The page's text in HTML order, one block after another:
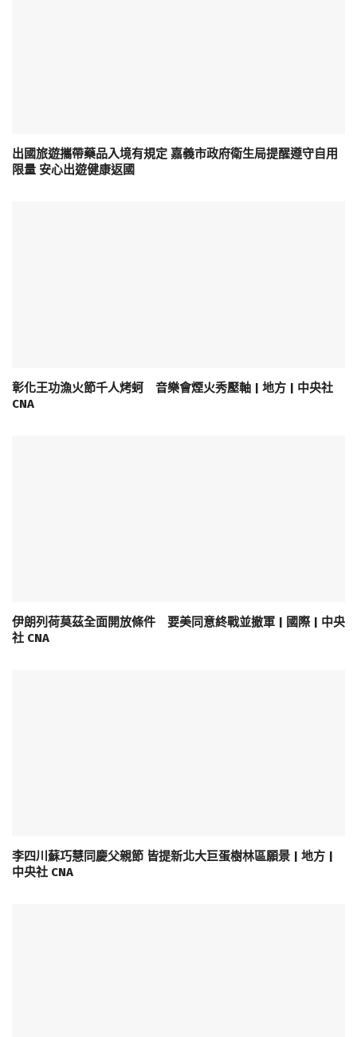
出國旅遊攜帶藥品入境有規定 嘉義市政府衛生局提醒遵守自用
限量 安心出遊健康返國
彰化王功漁火節千人烤蚵 音樂會煙火秀壓軸 | 地方 | 中央社
CNA
伊朗列荷莫茲全面開放條件 要美同意終戰並撤軍 | 國際 | 中央
社 CNA
李四川蘇巧慧同慶父親節 皆提新北大巨蛋樹林區願景 | 地方 |
中央社 CNA